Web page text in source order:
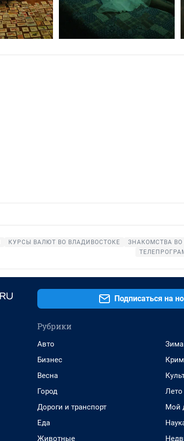
КУРСЫ ВАЛЮТ ВО ВЛАДИВОСТОКЕ ЗНАКОМСТВА
Подписаться на
Рубрики
Авто
Бизнес
Весна
Город
Дороги и транспорт
Еда
Животные
Зима
Лето
Мой